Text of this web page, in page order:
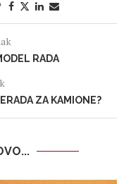
RADA
ZA KAMIONE?